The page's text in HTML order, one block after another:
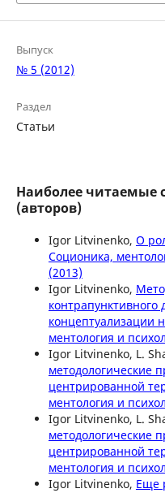
Выпуск
№ 5 (2012)
Раздел
Статьи
Наиболее читаемые
(авторов)
Igor Litvinenko, О
Соционика,
(2013)
Igor Litvinenko,
контрапунктивного
концептуализации
ментология и
Igor Litvinenko, L.
методологические
центрированной
ментология и
Igor Litvinenko, L.
методологические
центрированной
ментология и
Igor Litvinenko, Еще